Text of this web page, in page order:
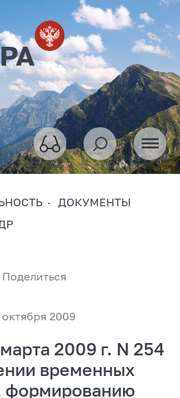
ДОКУМЕНТЫ
2009
Поделиться
2009 г. N 254
временных
формированию